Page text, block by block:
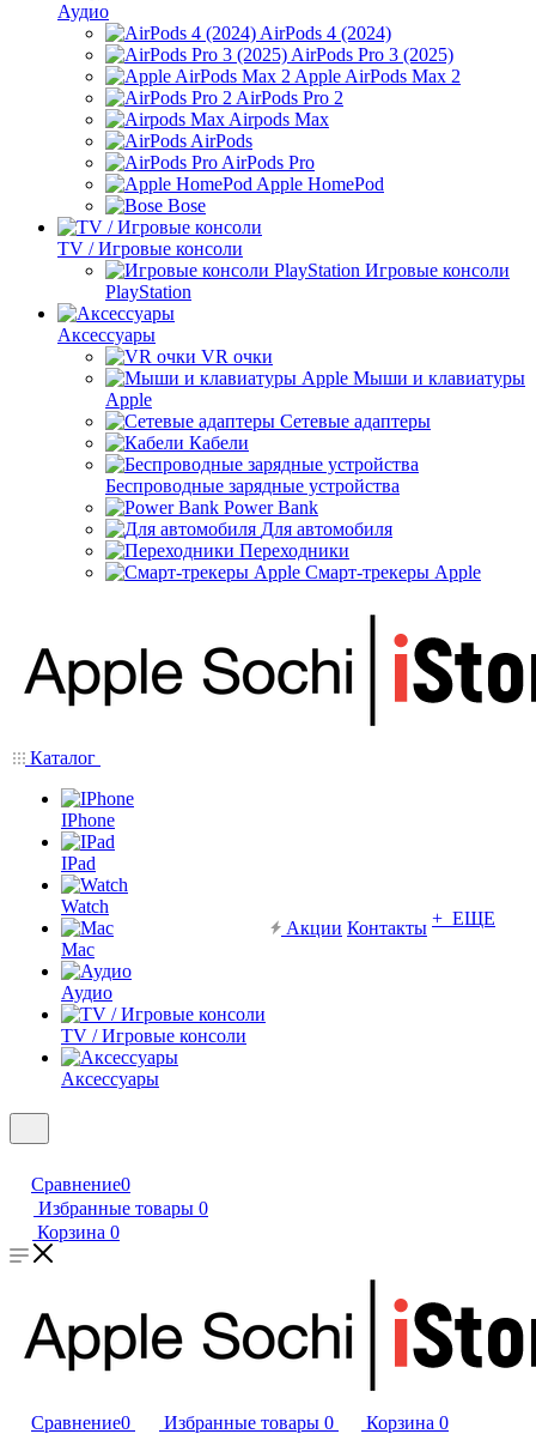
Аудио
AirPods 4 (2024)
AirPods Pro 3 (2025)
Apple AirPods Max 2
AirPods Pro 2
Airpods Max
AirPods
AirPods Pro
Apple HomePod
Bose
TV / Игровые консоли
Игровые консоли
PlayStation
Аксессуары
VR очки
Мыши и клавиатуры
Apple
Сетевые адаптеры
Кабели
Беспроводные зарядные устройства
Power Bank
Для автомобиля
Переходники
Смарт-трекеры Apple
Каталог
IPhone
IPad
Watch
Mac
Аудио
TV / Игровые консоли
Аксессуары
Акции Контакты + ЕЩЕ
Сравнение0
Избранные товары 0
Корзина 0
Сравнение0 Избранные товары 0 Корзина 0